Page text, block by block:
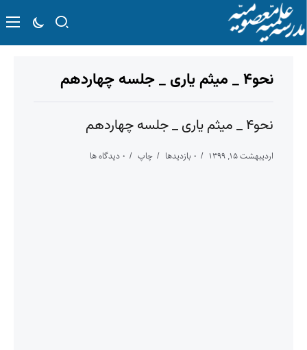
نحو۴ _ میثم یاری _ جلسه چهاردهم
نحو۴ _ میثم یاری _ جلسه چهاردهم
اردیبهشت ۱۵, ۱۳۹۹ ۰ بازدیدها چاپ ۰ دیدگاه ها